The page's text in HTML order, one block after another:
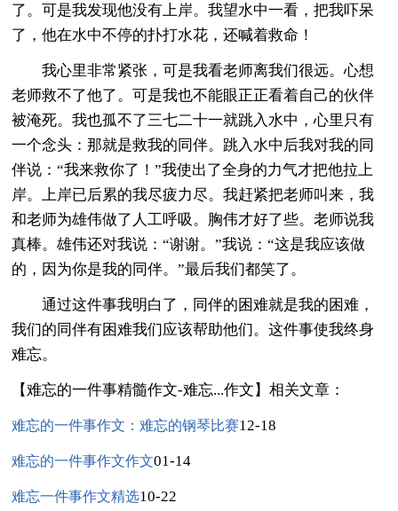
了。可是我发现他没有上岸。我望水中一看，把我吓呆
了，他在水中不停的扑打水花，还喊着救命！
我心里非常紧张，可是我看老师离我们很远。心想
老师救不了他了。可是我也不能眼正正看着自己的伙伴
被淹死。我也孤不了三七二十一就跳入水中，心里只有
一个念头：那就是救我的同伴。跳入水中后我对我的同
伴说：“我来救你了！”我使出了全身的力气才把他拉上
岸。上岸已后累的我尽疲力尽。我赶紧把老师叫来，我
和老师为雄伟做了人工呼吸。胸伟才好了些。老师说我
真棒。雄伟还对我说：“谢谢。”我说：“这是我应该做
的，因为你是我的同伴。”最后我们都笑了。
通过这件事我明白了，同伴的困难就是我的困难，
我们的同伴有困难我们应该帮助他们。这件事使我终身
难忘。
【难忘的一件事精髓作文-难忘...作文】相关文章：
难忘的一件事作文：难忘的钢琴比赛12-18
难忘的一件事作文作文01-14
难忘一件事作文精选10-22